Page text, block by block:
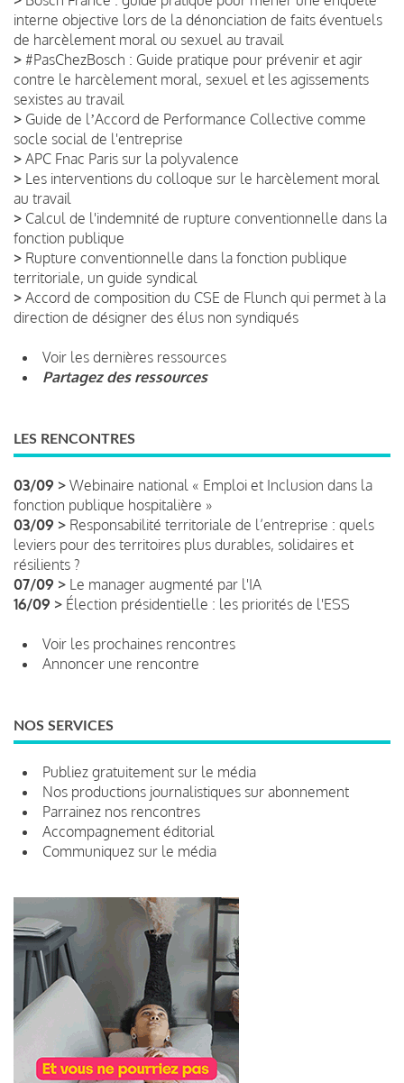
interne objective lors de la dénonciation de faits éventuels
de harcèlement moral ou sexuel au travail
> #PasChezBosch : Guide pratique pour prévenir et agir
contre le harcèlement moral, sexuel et les agissements
sexistes au travail
> Guide de lʼAccord de Performance Collective comme
socle social de l'entreprise
> APC Fnac Paris sur la polyvalence
> Les interventions du colloque sur le harcèlement moral
au travail
> Calcul de l'indemnité de rupture conventionnelle dans la
fonction publique
> Rupture conventionnelle dans la fonction publique
territoriale, un guide syndical
> Accord de composition du CSE de Flunch qui permet à la
direction de désigner des élus non syndiqués
Voir les dernières ressources
Partagez des ressources
LES RENCONTRES
03/09 > Webinaire national « Emploi et Inclusion dans la
fonction publique hospitalière »
03/09 > Responsabilité territoriale de l’entreprise : quels
leviers pour des territoires plus durables, solidaires et
résilients ?
07/09 > Le manager augmenté par l'IA
16/09 > Élection présidentielle : les priorités de l'ESS
Voir les prochaines rencontres
Annoncer une rencontre
NOS SERVICES
Publiez gratuitement sur le média
Nos productions journalistiques sur abonnement
Parrainez nos rencontres
Accompagnement éditorial
Communiquez sur le média